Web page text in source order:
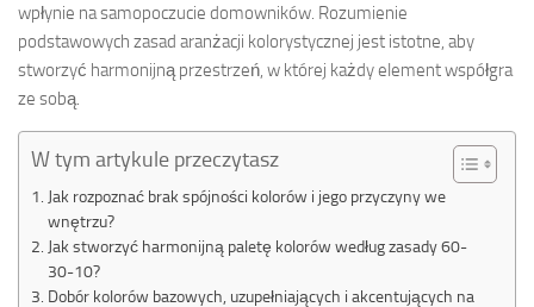
wpłynie na samopoczucie domowników. Rozumienie
podstawowych zasad aranżacji kolorystycznej jest istotne, aby
stworzyć harmonijną przestrzeń, w której każdy element współgra
ze sobą.
W tym artykule przeczytasz
Jak rozpoznać brak spójności kolorów i jego przyczyny we
wnętrzu?
Jak stworzyć harmonijną paletę kolorów według zasady 60-
30-10?
Dobór kolorów bazowych, uzupełniających i akcentujących na